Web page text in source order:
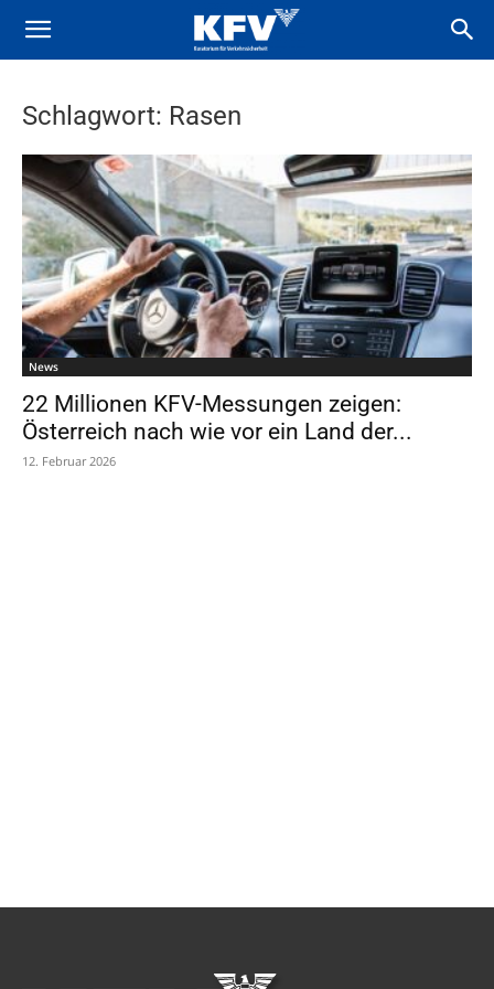
Schlagwort: Rasen
News
22 Millionen KFV-Messungen zeigen:
Österreich nach wie vor ein Land der...
12. Februar 2026